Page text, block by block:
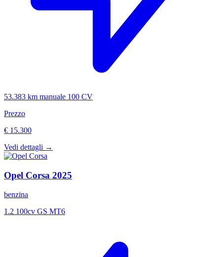
53.383 km manuale 100 CV
Prezzo
€ 15.300
Vedi dettagli →
Opel Corsa 2025
benzina
1.2 100cv GS MT6